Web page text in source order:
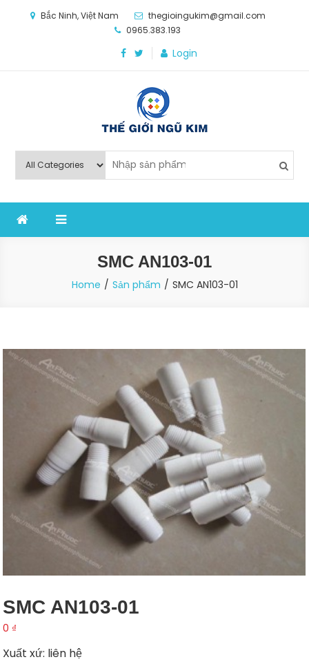
Bắc Ninh, Việt Nam
thegioingukim@gmail.com
0965.383.193
Login
Thế Giới Ngũ Kim
nghiệp sản xuất
SMC AN103-01
Home Sản phẩm SMC AN103-01
SMC AN103-01
0 ₫
Xuất xứ: liên hệ